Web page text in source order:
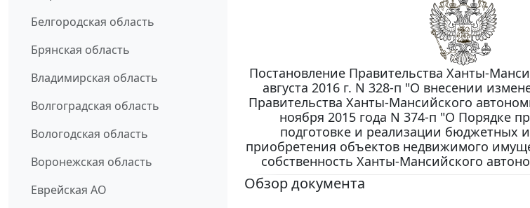
Белгородская область
Брянская область
Владимирская область
Волгоградская область
Вологодская область
Воронежская область
Еврейская АО
Постановление Правительства Ханты-
августа 2016 г. N 328-п "О внесении
Правительства Ханты-Мансийского
ноября 2015 года N 374-п "О Порядке
подготовке и реализации бюджетных
приобретения объектов недвижимого
собственность Ханты-Мансийского
Обзор документа